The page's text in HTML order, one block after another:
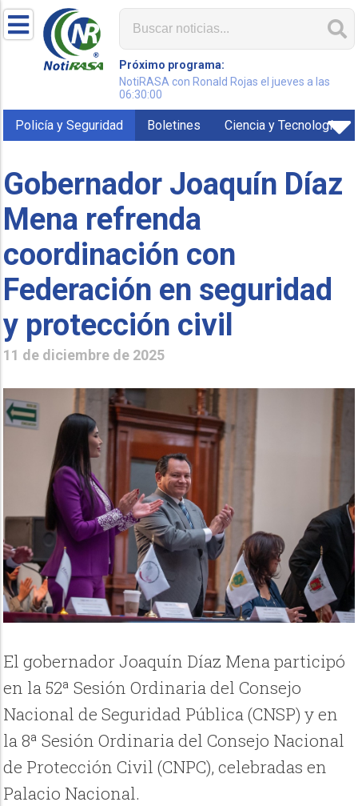
Próximo programa:
NotiRASA con Ronald Rojas el jueves a las
06:30:00
Policía y Seguridad Boletines Ciencia y Tecnología
Gobernador Joaquín Díaz
Mena refrenda
coordinación con
Federación en seguridad
y protección civil
11 de diciembre de 2025
El gobernador Joaquín Díaz Mena participó
en la 52ª Sesión Ordinaria del Consejo
Nacional de Seguridad Pública (CNSP) y en
la 8ª Sesión Ordinaria del Consejo Nacional
de Protección Civil (CNPC), celebradas en
Palacio Nacional.